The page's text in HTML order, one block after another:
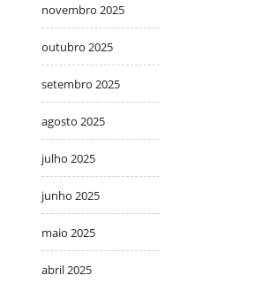
novembro 2025
outubro 2025
setembro 2025
agosto 2025
julho 2025
junho 2025
maio 2025
abril 2025